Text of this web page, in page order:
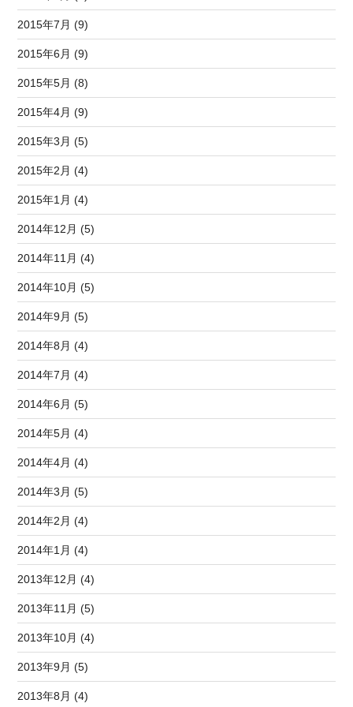
2015年7月 (9)
2015年6月 (9)
2015年5月 (8)
2015年4月 (9)
2015年3月 (5)
2015年2月 (4)
2015年1月 (4)
2014年12月 (5)
2014年11月 (4)
2014年10月 (5)
2014年9月 (5)
2014年8月 (4)
2014年7月 (4)
2014年6月 (5)
2014年5月 (4)
2014年4月 (4)
2014年3月 (5)
2014年2月 (4)
2014年1月 (4)
2013年12月 (4)
2013年11月 (5)
2013年10月 (4)
2013年9月 (5)
2013年8月 (4)